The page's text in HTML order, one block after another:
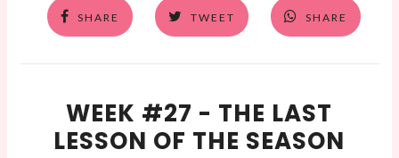
SHARE TWEET SHARE
WEEK #27 - THE LAST
LESSON OF THE SEASON